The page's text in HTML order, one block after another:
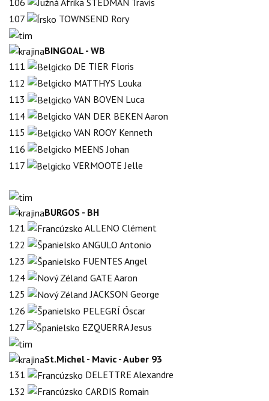
107
TOWNSEND Rory
BINGOAL - WB
111
DE TIER Floris
112
MATTHYS Louka
113
VAN BOVEN Luca
114
VAN DER BEKEN Aaron
115
VAN ROOY Kenneth
116
MEENS Johan
117
VERMOOTE Jelle
BURGOS - BH
121
ALLENO Clément
122
ANGULO Antonio
123
FUENTES Angel
124
GATE Aaron
125
JACKSON George
126
PELEGRÍ Óscar
127
EZQUERRA Jesus
St.Michel - Mavic - Auber 93
131
DELETTRE Alexandre
132
CARDIS Romain